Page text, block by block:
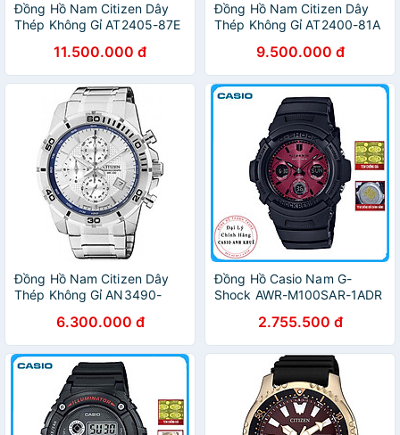
Đồng Hồ Nam Citizen Dây
Thép Không Gỉ AT2405-87E
11.500.000 đ
Đồng Hồ Nam Citizen Dây
Thép Không Gỉ AT2400-81A
9.500.000 đ
Đồng Hồ Nam Citizen Dây
Thép Không Gỉ AN3490-
6.300.000 đ
Đồng Hồ Casio Nam G-
Shock AWR-M100SAR-1ADR
2.755.500 đ